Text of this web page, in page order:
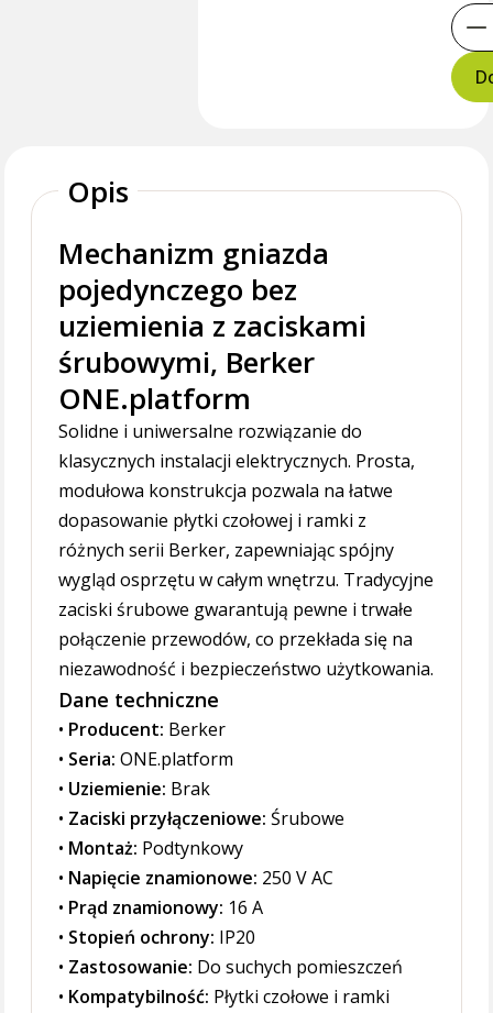
Opis
Mechanizm gniazda
pojedynczego bez
uziemienia z zaciskami
śrubowymi, Berker
ONE.platform
Solidne i uniwersalne rozwiązanie do
klasycznych instalacji elektrycznych. Prosta,
modułowa konstrukcja pozwala na łatwe
dopasowanie płytki czołowej i ramki z
różnych serii Berker, zapewniając spójny
wygląd osprzętu w całym wnętrzu. Tradycyjne
zaciski śrubowe gwarantują pewne i trwałe
połączenie przewodów, co przekłada się na
niezawodność i bezpieczeństwo użytkowania.
Dane techniczne
• Producent: Berker
• Seria: ONE.platform
• Uziemienie: Brak
• Zaciski przyłączeniowe: Śrubowe
• Montaż: Podtynkowy
• Napięcie znamionowe: 250 V AC
• Prąd znamionowy: 16 A
• Stopień ochrony: IP20
• Zastosowanie: Do suchych pomieszczeń
• Kompatybilność: Płytki czołowe i ramki